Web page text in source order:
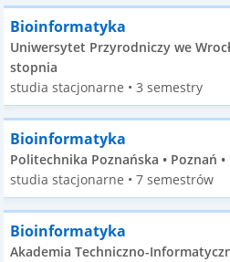
Bioinformatyka
Uniwersytet Przyrodniczy we
stopnia
studia stacjonarne • 3 semestry
Bioinformatyka
Politechnika Poznańska • Poznań
studia stacjonarne • 7 semestrów
Bioinformatyka
Akademia Techniczno-